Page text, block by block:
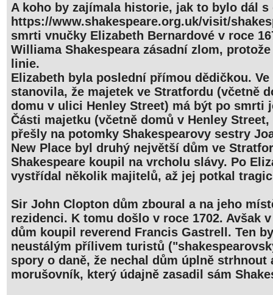
A koho by zajímala historie, jak to bylo dál s
https://www.shakespeare.org.uk/visit/
smrti vnučky Elizabeth Bernardové v roce
Williama Shakespeara zásadní zlom,
linie.
Elizabeth byla poslední přímou dědičkou. Ve
stanovila, že majetek ve Stratfordu (včetně
domu v ulici Henley Street) má být po smrti
Části majetku (včetně domů v Henley
přešly na potomky Shakespearovy sestry
New Place byl druhý největší dům ve
Shakespeare koupil na vrcholu slávy. Po
vystřídal několik majitelů, až jej potkal
Sir John Clopton dům zboural a na jeho
rezidenci. K tomu došlo v roce 1702. Avšak
dům koupil reverend Francis Gastrell. Ten
neustálým přílivem turistů
spory o daně, že nechal dům úplně strhnout
morušovník, který údajně zasadil sám